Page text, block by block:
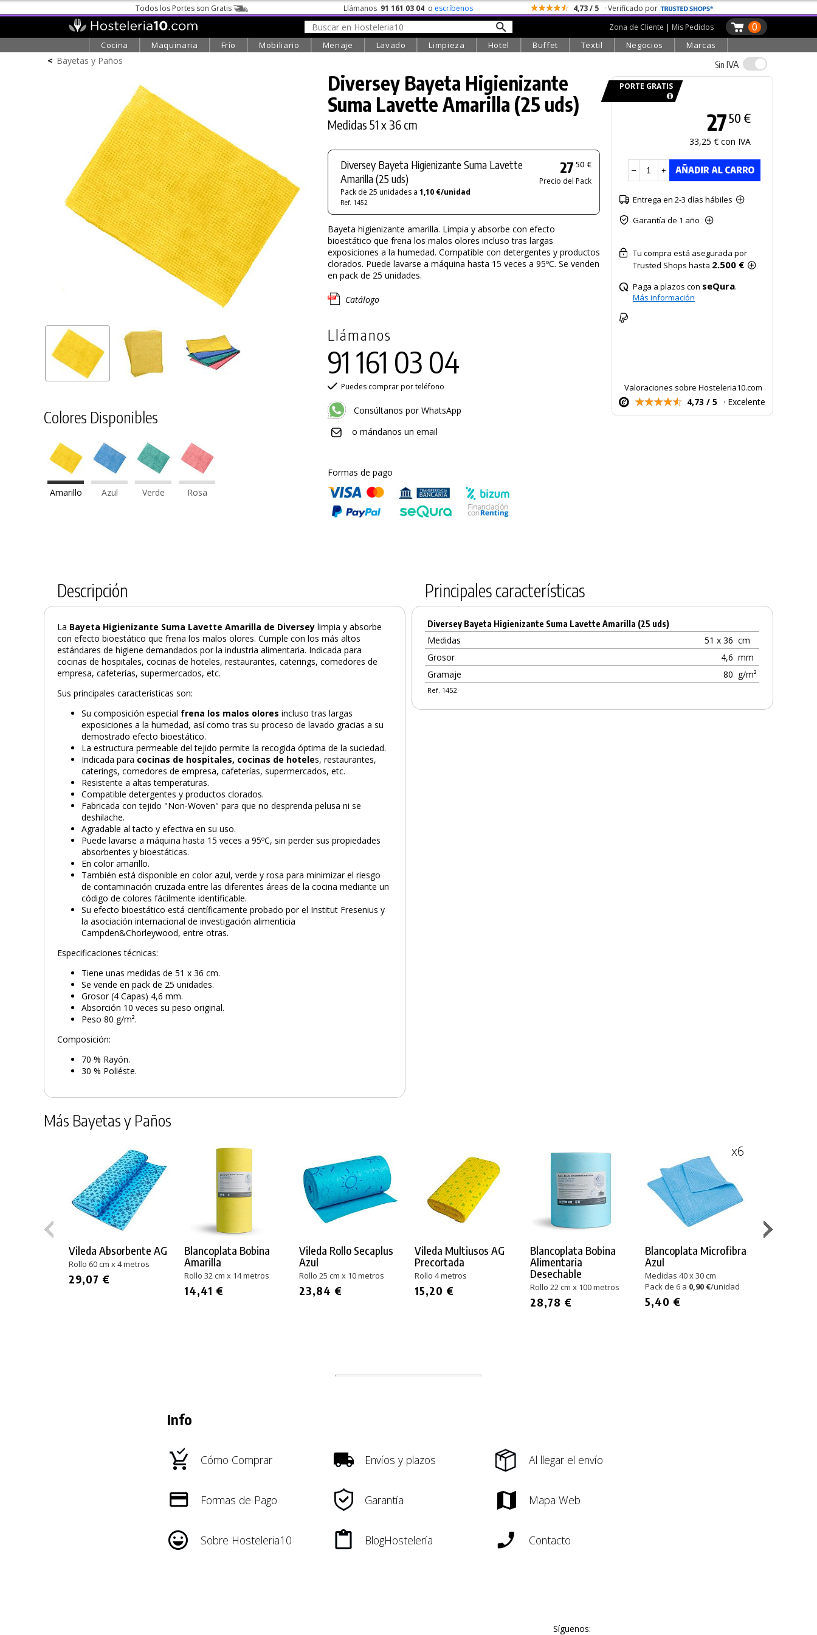
Todos los Portes son Gratis Llámanos 91 161 03 04 o escríbenos 4,73 / 5 · Verificado por
0
Zona de Cliente | Mis Pedidos
Cocina Maquinaria Frío Mobiliario Menaje Lavado Limpieza Hotel Buffet Textil Negocios Marcas
< Bayetas y Paños
PRODUCTO AÑADIDO AL CARRITO
Colores Disponibles
Amarillo Azul Verde Rosa
Diversey Bayeta Higienizante
Suma Lavette Amarilla (25 uds)
Medidas 51 x 36 cm
Diversey Bayeta Higienizante Suma Lavette
Amarilla (25 uds)
Pack de 25 unidades a1,10 €/unidad
Ref. 1452
27 50 €
Precio del Pack
Bayeta higienizante amarilla. Limpia y absorbe con efecto
bioestático que frena los malos olores incluso tras largas
exposiciones a la humedad. Compatible con detergentes y productos
clorados. Puede lavarse a máquina hasta 15 veces a 95ºC. Se venden
en pack de 25 unidades.
Catálogo
Llámanos
91 161 03 04
Puedes comprar por teléfono
Consúltanos por WhatsApp
o mándanos un email
Formas de pago
Sin IVA
PORTE GRATIS
2750 €
33,25 € con IVA
– +
Entrega en 2-3 días hábiles
Garantía de 1 año
Tu compra está asegurada por
Trusted Shops hasta 2.500 €
Paga a plazos con seQura.
Más información
Valoraciones sobre Hosteleria10.com
4,73 / 5 · Excelente
Descripción
La Bayeta Higienizante Suma Lavette Amarilla de Diverseylimpia y absorbe
con efecto bioestático que frena los malos olores. Cumple con los más altos
estándares de higiene demandados por la industria alimentaria. Indicada para
cocinas de hospitales, cocinas de hoteles, restaurantes, caterings, comedores de
empresa, cafeterías, supermercados, etc.
Sus principales características son:
Su composición especial frena los malos olores incluso tras largas
exposiciones a la humedad, así como tras su proceso de lavado gracias a su
demostrado efecto bioestático.
La estructura permeable del tejido permite la recogida óptima de la suciedad.
Indicada para cocinas de hospitales, cocinas de hoteles, restaurantes,
caterings, comedores de empresa, cafeterías, supermercados, etc.
Resistente a altas temperaturas.
Compatible detergentes y productos clorados.
Fabricada con tejido "Non-Woven" para que no desprenda pelusa ni se
deshilache.
Agradable al tacto y efectiva en su uso.
Puede lavarse a máquina hasta 15 veces a 95ºC, sin perder sus propiedades
absorbentes y bioestáticas.
En color amarillo.
También está disponible en color azul, verde y rosa para minimizar el riesgo
de contaminación cruzada entre las diferentes áreas de la cocina mediante un
código de colores fácilmente identificable.
Su efecto bioestático está científicamente probado por el Institut Fresenius y
la asociación internacional de investigación alimenticia
Campden&Chorleywood, entre otras.
Especificaciones técnicas:
Tiene unas medidas de 51 x 36 cm.
Se vende en pack de 25 unidades.
Grosor (4 Capas) 4,6 mm.
Absorción 10 veces su peso original.
Peso 80 g/m².
Composición:
70 % Rayón.
30 % Poliéste.
Principales características
Diversey Bayeta Higienizante Suma Lavette Amarilla (25 uds)
Medidas 51 x 36 cm
Grosor
4,6 mm
Gramaje
80 g/m²
Ref. 1452
Más Bayetas y Paños
Vileda Absorbente AG
Rollo 60 cm x 4 metros
29,07 €
Blancoplata Bobina
Amarilla
Rollo 32 cm x 14 metros
14,41 €
Vileda Rollo Secaplus
Azul
Rollo 25 cm x 10 metros
23,84 €
Vileda Multiusos AG
Precortada
Rollo 4 metros
15,20 €
Blancoplata Bobina
Alimentaria
Desechable
Rollo 22 cm x 100 metros
28,78 €
x6
Blancoplata Microfibra
Azul
Medidas 40 x 30 cm
Pack de 6 a 0,90 €/unidad
5,40 €
Info
Cómo Comprar Envíos y plazos Al llegar el envío
Formas de Pago Garantía Mapa Web
Sobre Hosteleria10 BlogHostelería Contacto
Síguenos: